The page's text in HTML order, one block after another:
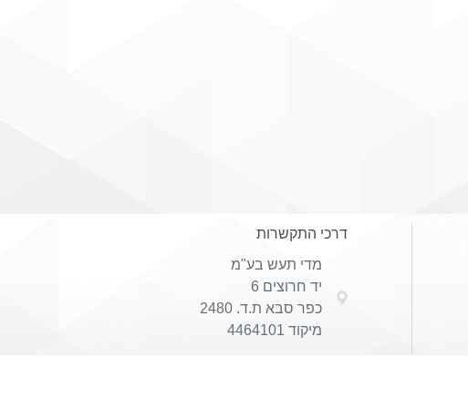
דרכי התקשרות
מדי תעש בע"מ
יד חרוצים 6
כפר סבא ת.ד. 2480
מיקוד 4464101